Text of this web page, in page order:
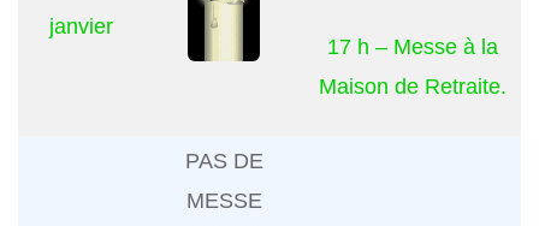
janvier
17 h – Messe à la
Maison de Retraite.
PAS DE
MESSE